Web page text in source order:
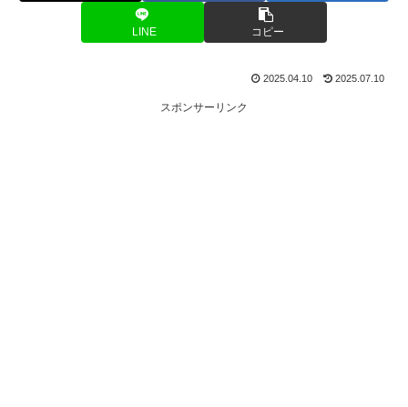
LINE コピー
2025.04.10 2025.07.10
スポンサーリンク